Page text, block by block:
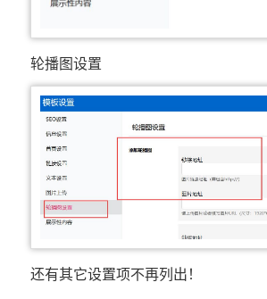
轮播图设置
还有其它设置项不再列出！